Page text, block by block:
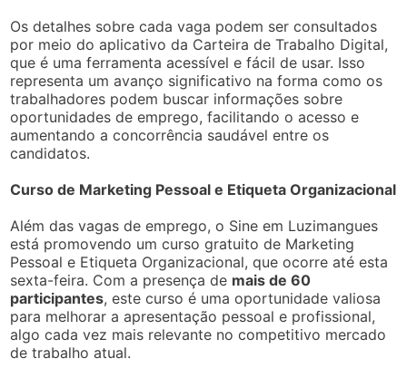
Os detalhes sobre cada vaga podem ser consultados
por meio do aplicativo da Carteira de Trabalho Digital,
que é uma ferramenta acessível e fácil de usar. Isso
representa um avanço significativo na forma como os
trabalhadores podem buscar informações sobre
oportunidades de emprego, facilitando o acesso e
aumentando a concorrência saudável entre os
candidatos.
Curso de Marketing Pessoal e Etiqueta Organizacional
Além das vagas de emprego, o Sine em Luzimangues
está promovendo um curso gratuito de Marketing
Pessoal e Etiqueta Organizacional, que ocorre até esta
sexta-feira. Com a presença de mais de 60
participantes, este curso é uma oportunidade valiosa
para melhorar a apresentação pessoal e profissional,
algo cada vez mais relevante no competitivo mercado
de trabalho atual.